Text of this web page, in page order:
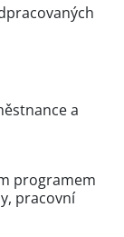
a
programem
pracovní